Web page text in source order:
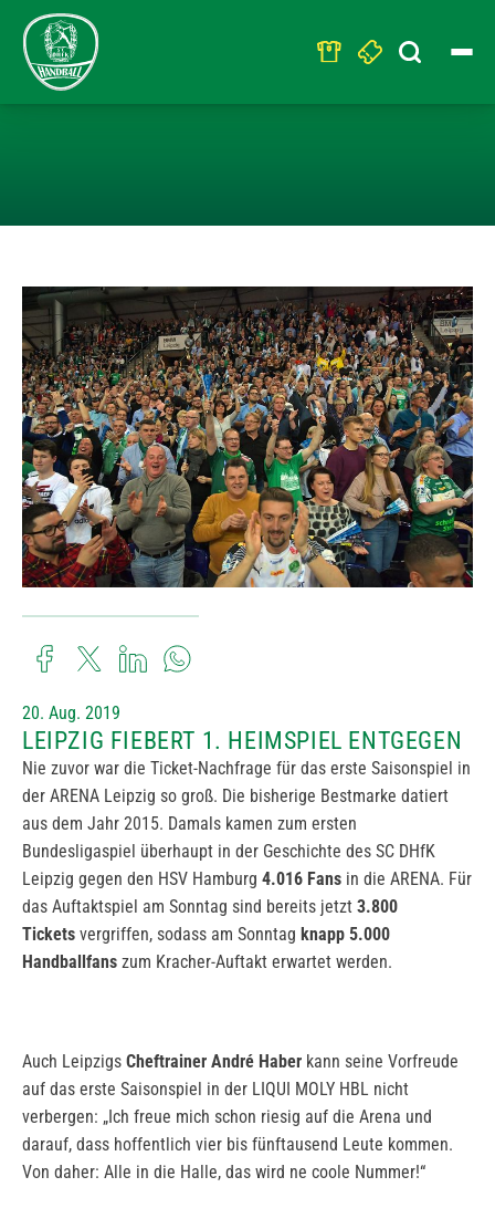
Search
for:
20. Aug. 2019
LEIPZIG FIEBERT 1. HEIMSPIEL ENTGEGEN
Nie zuvor war die Ticket-Nachfrage für das erste Saisonspiel in
der ARENA Leipzig so groß. Die bisherige Bestmarke datiert
aus dem Jahr 2015. Damals kamen zum ersten
Bundesligaspiel überhaupt in der Geschichte des SC DHfK
Leipzig gegen den HSV Hamburg 4.016 Fans in die ARENA. Für
das Auftaktspiel am Sonntag sind bereits jetzt 3.800
Tickets vergriffen, sodass am Sonntag knapp 5.000
Handballfans zum Kracher-Auftakt erwartet werden.
Auch Leipzigs Cheftrainer André Haber kann seine Vorfreude
auf das erste Saisonspiel in der LIQUI MOLY HBL nicht
verbergen: „Ich freue mich schon riesig auf die Arena und
darauf, dass hoffentlich vier bis fünftausend Leute kommen.
Von daher: Alle in die Halle, das wird ne coole Nummer!“